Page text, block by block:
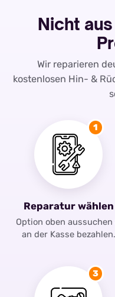
Nicht
Wir reparieren
kostenlosen Hin- &
1
Reparatur wählen
Option oben aussuchen
an der Kasse bezahlen.
3